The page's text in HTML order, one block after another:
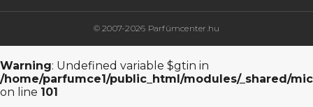
© 2007-2026 Parfümcenter.hu
Warning: Undefined variable $gtin in
/home/parfumce1/public_html/modules/_shared/
on line 101